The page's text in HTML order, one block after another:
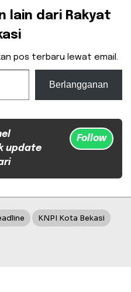
lain dari Rakyat
pos terbaru lewat email.
Berlangganan
update
Follow
KNPI Kota Bekasi